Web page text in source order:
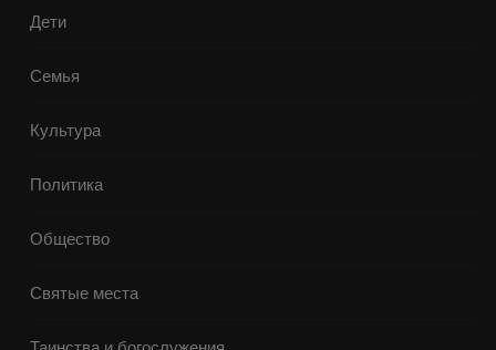
Дети
Семья
Культура
Политика
Общество
Святые места